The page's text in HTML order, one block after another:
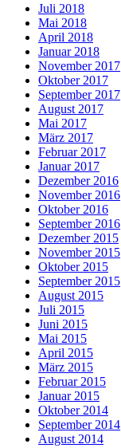
Juli 2018
Mai 2018
April 2018
Januar 2018
November 2017
Oktober 2017
September 2017
August 2017
Mai 2017
März 2017
Februar 2017
Januar 2017
Dezember 2016
November 2016
Oktober 2016
September 2016
Dezember 2015
November 2015
Oktober 2015
September 2015
August 2015
Juli 2015
Juni 2015
Mai 2015
April 2015
März 2015
Februar 2015
Januar 2015
Oktober 2014
September 2014
August 2014